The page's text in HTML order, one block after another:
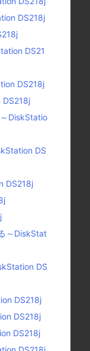
DS218j
DS21
DS218j
DS218j
DiskStatio
DS
DS218j
～DiskStat
DS
DS218j
DS218j
DS218j